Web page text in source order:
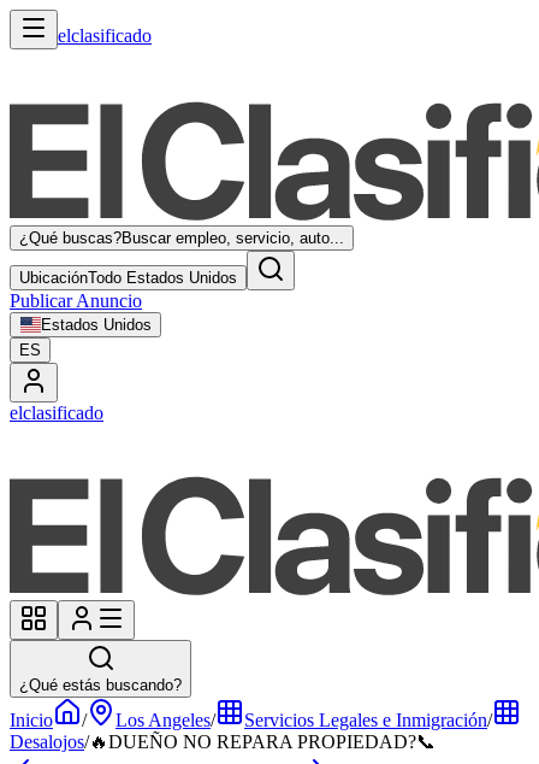
elclasificado
¿Qué buscas?Buscar empleo, servicio, auto...
UbicaciónTodo Estados Unidos
Publicar Anuncio
Estados Unidos
ES
elclasificado
¿Qué estás buscando?
Inicio / Los Angeles/ Servicios Legales e Inmigración/
Desalojos/🔥DUEÑO NO REPARA PROPIEDAD?📞